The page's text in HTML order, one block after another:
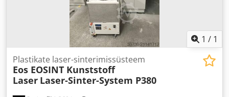
1 / 1
Plastikate laser-sinterimissüsteem
Eos EOSINT Kunststoff
Laser Laser-Sinter-System P380